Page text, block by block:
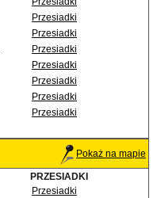
Przesiadki
Przesiadki
Przesiadki
Przesiadki
Przesiadki
Przesiadki
Przesiadki
Pokaż na mapie
PRZESIADKI
Przesiadki